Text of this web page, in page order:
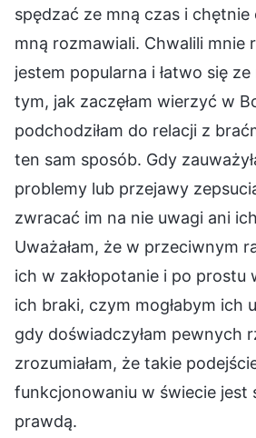
spędzać ze mną czas i
mną rozmawiali. Chwalili mnie
jestem popularna i łatwo się
tym, jak zaczęłam wierzyć w
podchodziłam do relacji z
ten sam sposób. Gdy
problemy lub przejawy
zwracać im na nie uwagi ani
Uważałam, że w przeciwnym
ich w zakłopotanie i po prostu
ich braki, czym mogłabym ich
gdy doświadczyłam pewnych
zrozumiałam, że takie
funkcjonowaniu w świecie jest
prawdą.